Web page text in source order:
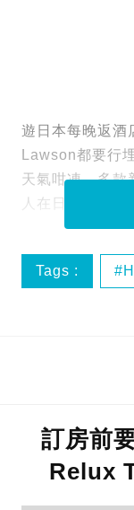
遊日本每晚返酒
Lawson都要行
天氣咁凍，多款
人在日本當然要
Tags :
訂房前
Relux